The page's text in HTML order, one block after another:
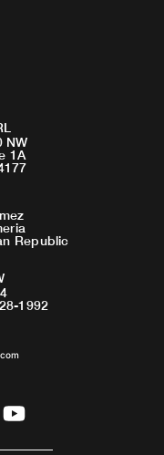
NW
1A
Republic
1992
Y
o
u